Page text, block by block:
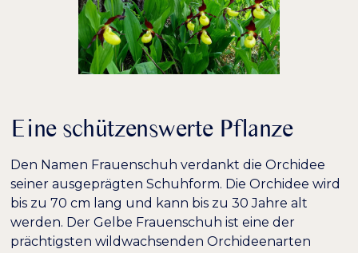
Eine schützenswerte Pflanze
Den Namen Frauenschuh verdankt die Orchidee
seiner ausgeprägten Schuhform. Die Orchidee wird
bis zu 70 cm lang und kann bis zu 30 Jahre alt
werden. Der Gelbe Frauenschuh ist eine der
prächtigsten wildwachsenden Orchideenarten